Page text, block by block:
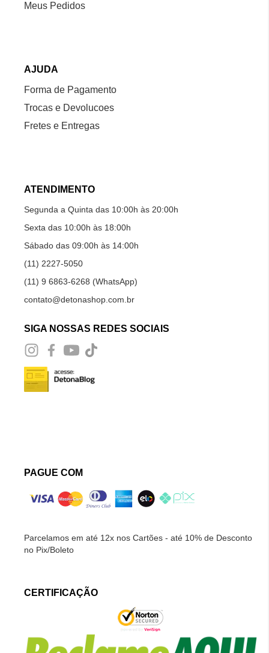
Meus Pedidos
AJUDA
Forma de Pagamento
Trocas e Devolucoes
Fretes e Entregas
ATENDIMENTO
Segunda a Quinta das 10:00h às 20:00h
Sexta das 10:00h às 18:00h
Sábado das 09:00h às 14:00h
(11) 2227-5050
(11) 9 6863-6268 (WhatsApp)
contato@detonashop.com.br
SIGA NOSSAS REDES SOCIAIS
PAGUE COM
Parcelamos em até 12x nos Cartões - até 10% de Desconto
no Pix/Boleto
CERTIFICAÇÃO